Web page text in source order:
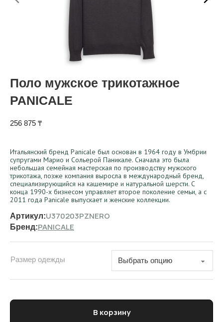
Поло мужское трикотажное
PANICALE
256 875 ₸
Итальянский бренд Panicale был основан в 1964 году в Умбрии
супругами Марио и Сольерой Паникале. Сначала это была
небольшая семейная мастерская по производству мужского
трикотажа, позже компания выросла в международный бренд,
специализирующийся на кашемире и натуральной шерсти. С
конца 1990-х бизнесом управляет второе поколение семьи, а с
2011 года Panicale выпускает и женские коллекции.
Артикул:U370203PZNERO
Бренд:PANICALE
Размер одежды
Количество товара Поло мужское трикотажное PANICALE
В корзину